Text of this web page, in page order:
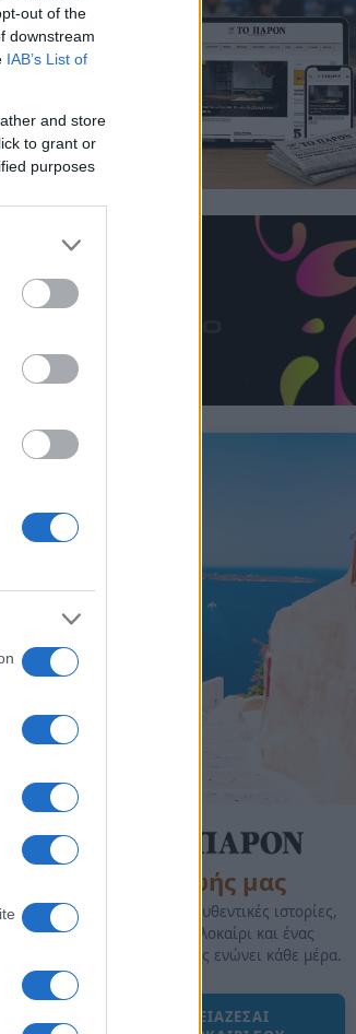
out of the
downstream
IAB’s List of
and store
to grant or
purposes
της Ζωής μας
Οι άνθρωποι, οι αυθεντικές ιστορίες,
το ελληνικό καλοκαίρι και ένας
πολιτισμός που μας ενώνει κάθε μέρα.
ΟΣΑ ΧΡΕΙΑΖΕΣΑΙ